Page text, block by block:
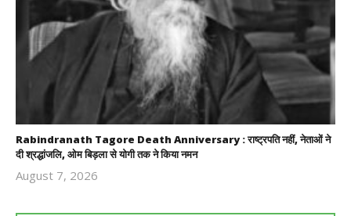
Rabindranath Tagore Death Anniversary : राष्ट्रपति नहीं, नेताओं ने
दी श्रद्धांजलि, ओम बिड़ला से योगी तक ने किया नमन
August 7, 2026